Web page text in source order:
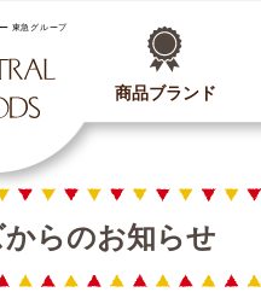
CENTRAL FOODS
商品ブランド
らのお知らせ